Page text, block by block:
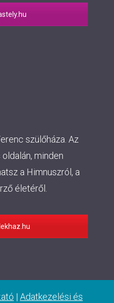
szülőháza. Az
minden
a Himnuszról, a
életéről.
| Adatkezelési és